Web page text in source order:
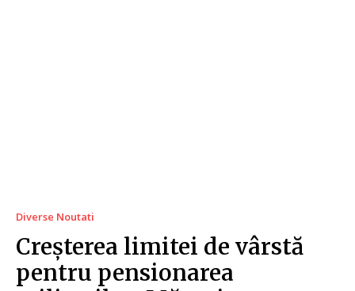
Diverse Noutati
Creșterea limitei de vârstă
pentru pensionarea